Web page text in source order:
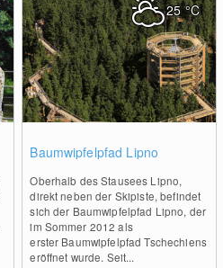
Baumwipfelpfad Lipno
Oberhalb des Stausees Lipno,
direkt neben der Skipiste, befindet
sich der Baumwipfelpfad Lipno, der
im Sommer 2012 als
erster Baumwipfelpfad Tschechiens
eröffnet wurde. Seit...
25°C